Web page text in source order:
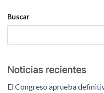
Buscar
Noticias recientes
El Congreso aprueba